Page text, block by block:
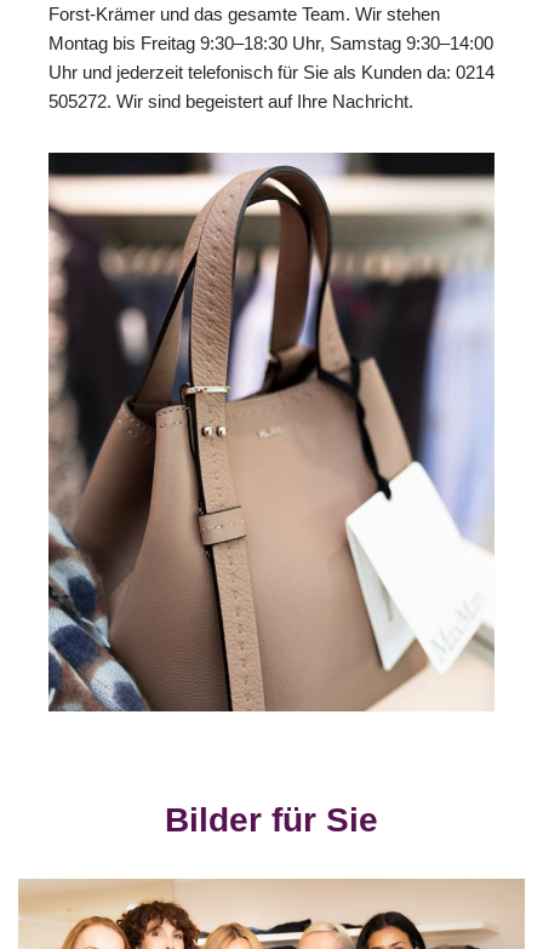
Forst-Krämer und das gesamte Team. Wir stehen
Montag bis Freitag 9:30–18:30 Uhr, Samstag 9:30–14:00
Uhr und jederzeit telefonisch für Sie als Kunden da: 0214
505272. Wir sind begeistert auf Ihre Nachricht.
Bilder für Sie